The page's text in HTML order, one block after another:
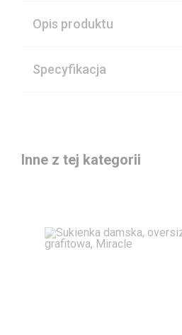
Opis produktu
Specyfikacja
Inne z tej kategorii